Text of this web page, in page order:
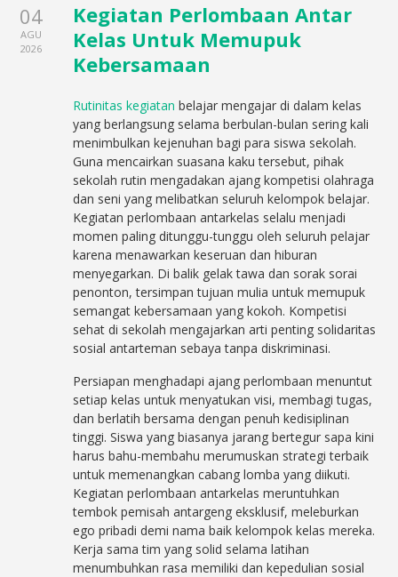
04
AGU
2026
Kegiatan Perlombaan Antar
Kelas Untuk Memupuk
Kebersamaan
Rutinitas kegiatan belajar mengajar di dalam kelas
yang berlangsung selama berbulan-bulan sering kali
menimbulkan kejenuhan bagi para siswa sekolah.
Guna mencairkan suasana kaku tersebut, pihak
sekolah rutin mengadakan ajang kompetisi olahraga
dan seni yang melibatkan seluruh kelompok belajar.
Kegiatan perlombaan antarkelas selalu menjadi
momen paling ditunggu-tunggu oleh seluruh pelajar
karena menawarkan keseruan dan hiburan
menyegarkan. Di balik gelak tawa dan sorak sorai
penonton, tersimpan tujuan mulia untuk memupuk
semangat kebersamaan yang kokoh. Kompetisi
sehat di sekolah mengajarkan arti penting solidaritas
sosial antarteman sebaya tanpa diskriminasi.
Persiapan menghadapi ajang perlombaan menuntut
setiap kelas untuk menyatukan visi, membagi tugas,
dan berlatih bersama dengan penuh kedisiplinan
tinggi. Siswa yang biasanya jarang bertegur sapa kini
harus bahu-membahu merumuskan strategi terbaik
untuk memenangkan cabang lomba yang diikuti.
Kegiatan perlombaan antarkelas meruntuhkan
tembok pemisah antargeng eksklusif, meleburkan
ego pribadi demi nama baik kelompok kelas mereka.
Kerja sama tim yang solid selama latihan
menumbuhkan rasa memiliki dan kepedulian sosial